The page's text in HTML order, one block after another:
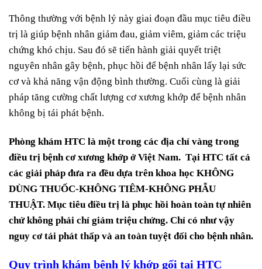
Thông thường với bệnh lý này giai đoạn đầu mục tiêu điều
trị là giúp bệnh nhân giảm đau, giảm viêm, giảm các triệu
chứng khó chịu. Sau đó sẽ tiến hành giải quyết triệt
nguyên nhân gây bệnh, phục hồi để bệnh nhân lấy lại sức
cơ và khả năng vận động bình thường. Cuối cùng là giải
pháp tăng cường chất lượng cơ xương khớp để bệnh nhân
không bị tái phát bệnh.
Phòng khám HTC là một trong các địa chỉ vàng trong
điều trị bệnh cơ xương khớp ở Việt Nam. Tại HTC tất cả
các giải pháp đưa ra đều dựa trên khoa học KHÔNG
DÙNG THUỐC-KHÔNG TIÊM-KHÔNG PHẪU
THUẬT. Mục tiêu điều trị là phục hồi hoàn toàn tự nhiên
chứ không phải chỉ giảm triệu chứng. Chỉ có như vậy
nguy cơ tái phát thấp và an toàn tuyệt đối cho bệnh nhân.
Quy trình khám bệnh lý khớp gối tại HTC